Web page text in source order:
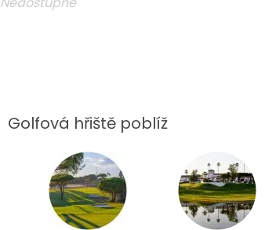
Golfová hřiště poblíž